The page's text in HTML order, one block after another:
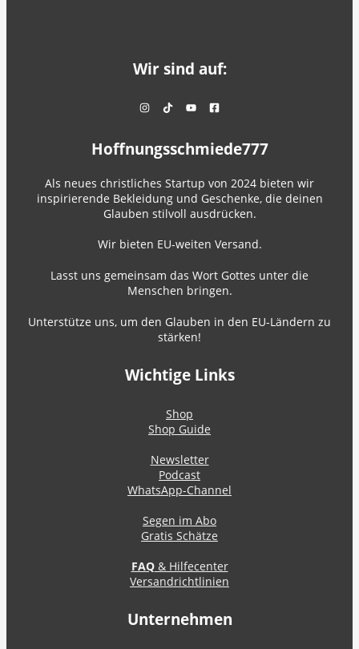
Wir sind auf:
Hoffnungsschmiede777
Als neues christliches Startup von 2024 bieten wir
inspirierende Bekleidung und Geschenke, die deinen
Glauben stilvoll ausdrücken.
Wir bieten EU-weiten Versand.
Lasst uns gemeinsam das Wort Gottes unter die
Menschen bringen.
Unterstütze uns, um den Glauben in den EU-Ländern zu
stärken!
Wichtige Links
Shop
Shop Guide
Newsletter
Podcast
WhatsApp-Channel
Segen im Abo
Gratis Schätze
FAQ& Hilfecenter
Versandrichtlinien
Unternehmen